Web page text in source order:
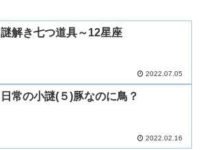
謎解き七つ道具～12星座
2022.07.05
日常の小謎(５)豚なのに鳥？
2022.02.16